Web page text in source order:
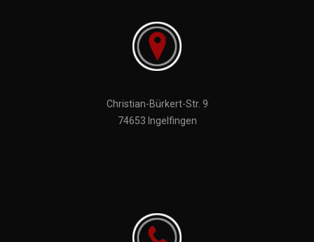
Christian-Bürkert-Str. 9
74653 Ingelfingen